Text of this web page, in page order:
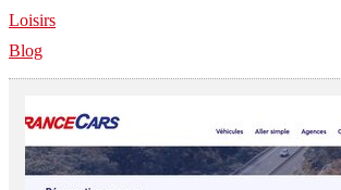
Loisirs
Blog